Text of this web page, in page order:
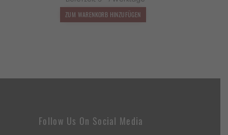
1.399,00 €
ZUM WARENKORB HINZUFÜGEN
Follow Us On Social Media